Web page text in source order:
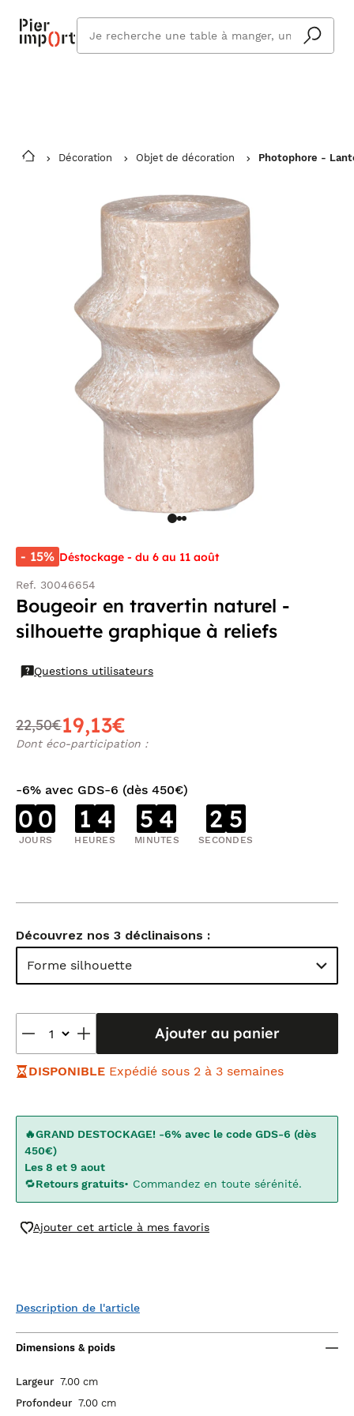
Vous êtes absent ? Pier Import s'adapte
et vous livre à votre retour.
En savoir plus
cherchez
vous ?
Décoration Objet de décoration Photophore -
- 15% Déstockage - du 6 au 11 août
Ref. 30046654
Bougeoir en travertin naturel -
silhouette graphique à reliefs
Questions utilisateurs
22,50€19,13€
Dont éco-participation :
-6% avec GDS-6 (dès 450€)
0 0
JOURS
1 4
HEURES
5 4
MINUTES
2 5
SECONDES
Découvrez nos 3 déclinaisons :
Forme silhouette
Ajouter au panier
DISPONIBLE Expédié sous 2 à 3 semaines
🔥GRAND DESTOCKAGE! -6% avec le code GDS-6 (dès
450€)
Les 8 et 9 aout
🔁Retours gratuits• Commandez en toute sérénité.
Ajouter cet article à mes favoris
Description de l'article
Dimensions & poids
Largeur 7.00 cm
Profondeur 7.00 cm